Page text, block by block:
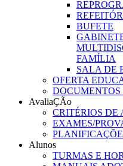
BUFETE
FAMÍLIA
SALA DE
OFERTA
AvaliaÇÃo
CRITÉRIOS DE
EXAMES/
Alunos
TURMAS E